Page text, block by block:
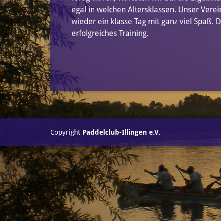
egal in welchen Altersklassen. Unser
wieder ein klasse Tag mit ganz viel Spaß.
erfolgreiches Training.
Copyright Paddelclub-Illingen e.V.